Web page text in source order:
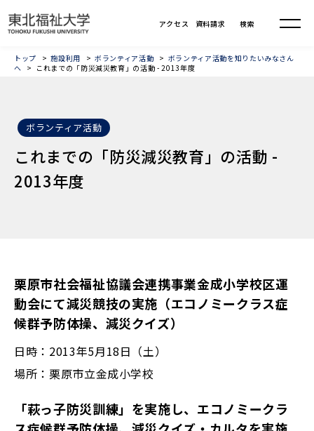
トップ 施設利用 ボランティア活動
ボランティア活動を知りたいみなさん
へ
これまでの「防災減災教育」の活動 - 2013年度
ボランティア活動
これまでの「防災減災教育」の活動 -
2013年度
栗原市社会福祉協議会連携事業金成小学校区運
動会にて減災競技の実施（エコノミークラス症
候群予防体操、減災クイズ）
日時：2013年5月18日（土）
場所：栗原市立金成小学校
「萩っ子防災訓練」を実施し、エコノミークラ